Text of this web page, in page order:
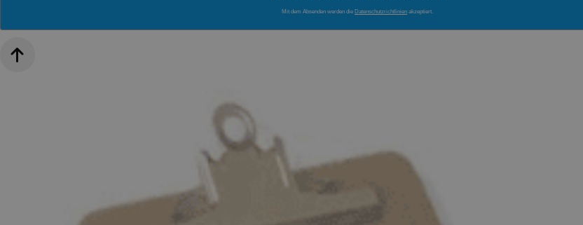
Mit dem Absenden werden die Datenschutzrichtlinien akzeptiert.